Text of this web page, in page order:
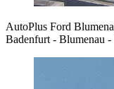
AutoPlus Ford
Badenfurt - Blumenau -